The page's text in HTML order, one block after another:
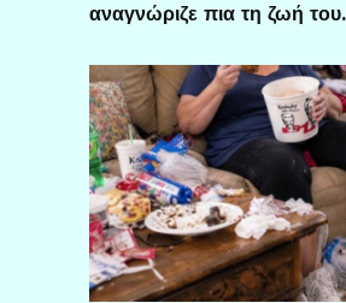
αναγνώριζε πια τη ζωή του.